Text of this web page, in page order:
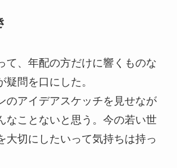
て、年配の方だけに響くものな
問を口にした。
のアイデアスケッチを見せなが
なことないと思う。今の若い世
大切にしたいって気持ちは持っ